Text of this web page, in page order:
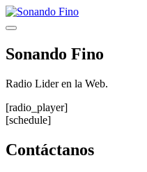
Saltar
al
Menú
Sonando Fino
Radio Lider en la Web.
[radio_player]
[schedule]
Contáctanos